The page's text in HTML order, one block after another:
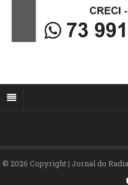
© 2026 Copyright | Jornal do